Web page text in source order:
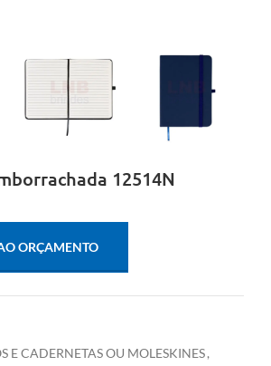
12514N
ORÇAMENTO
E CADERNETAS OU MOLESKINES,